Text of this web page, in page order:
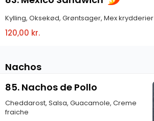
Kylling, Oksekød, Grøntsager, Mex krydderier
120,00 kr.
Nachos
85. Nachos de Pollo
Cheddarost, Salsa, Guacamole, Creme
fraiche